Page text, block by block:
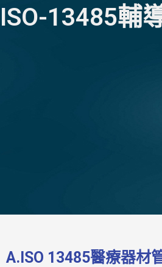
ISO-13485輔
A.ISO 13485醫療器材